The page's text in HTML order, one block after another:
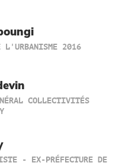
L'URBANISME 2016
COLLECTIVITÉS
- EX-PRÉFECTURE DE